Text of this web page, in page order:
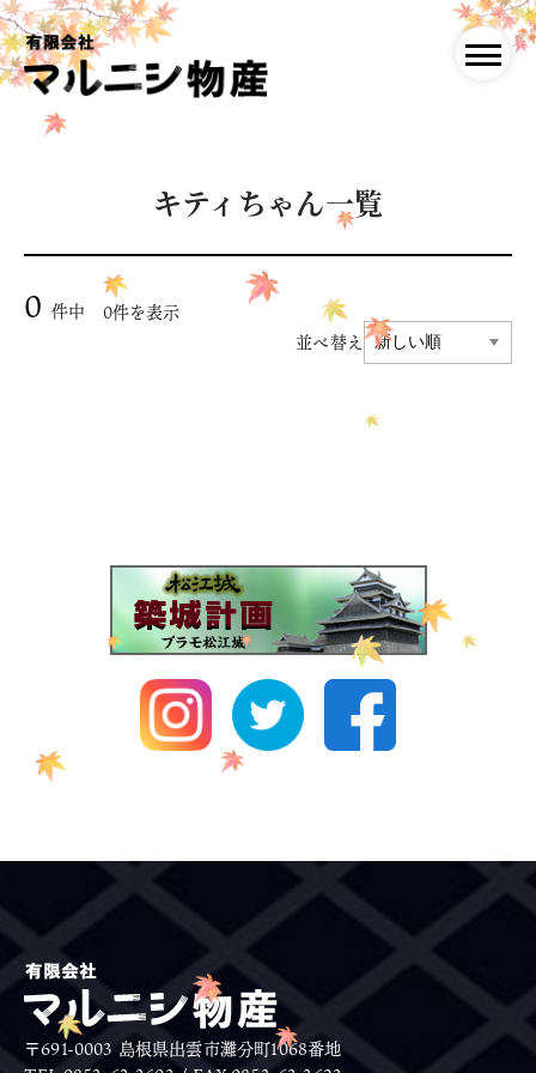
キティちゃん一覧
0 件中
0件を表示
並べ替え
〒691-0003 島根県出雲市灘分町1068番地